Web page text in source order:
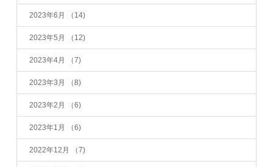
2023年6月 （14)
2023年5月 （12)
2023年4月 （7)
2023年3月 （8)
2023年2月 （6)
2023年1月 （6)
2022年12月 （7)